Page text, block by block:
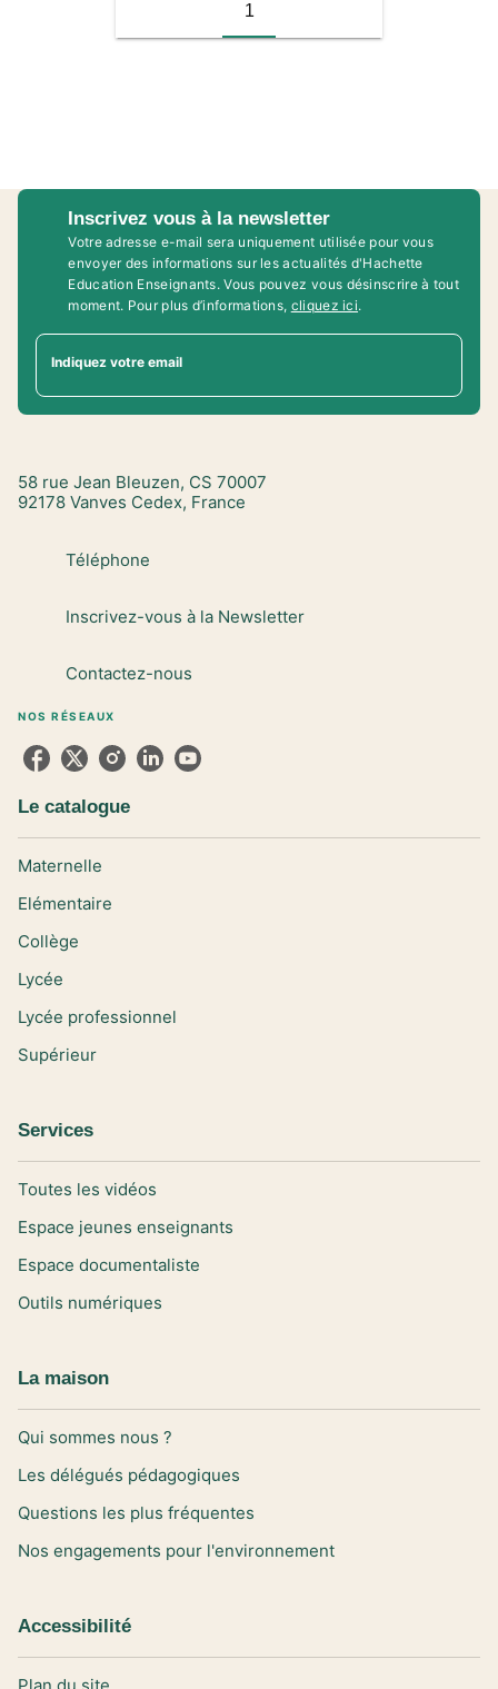
1
Inscrivez vous à la newsletter
Votre adresse e-mail sera uniquement utilisée pour vous
envoyer des informations sur les actualités d'Hachette
Education Enseignants. Vous pouvez vous désinscrire à tout
moment. Pour plus d’informations, cliquez ici.
Indiquez votre email
58 rue Jean Bleuzen, CS 70007
92178 Vanves Cedex, France
Téléphone
Inscrivez-vous à la Newsletter
Contactez-nous
NOS RÉSEAUX
Le catalogue
Maternelle
Elémentaire
Collège
Lycée
Lycée professionnel
Supérieur
Services
Toutes les vidéos
Espace jeunes enseignants
Espace documentaliste
Outils numériques
La maison
Qui sommes nous ?
Les délégués pédagogiques
Questions les plus fréquentes
Nos engagements pour l'environnement
Accessibilité